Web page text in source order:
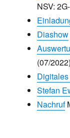
NSV:
Diashow
(07/2022)
Stefan
Nachruf